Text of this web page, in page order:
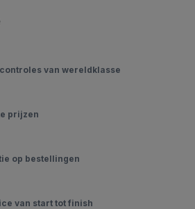
van wereldklasse
prijzen
op bestellingen
van start tot finish